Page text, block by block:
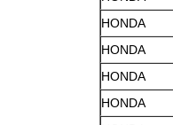
HONDA
HONDA
HONDA
HONDA